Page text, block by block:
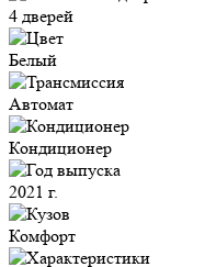
4 дверей
Белый
Автомат
Кондиционер
2021 г.
Комфорт